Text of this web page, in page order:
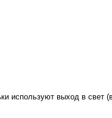
используют выход в свет